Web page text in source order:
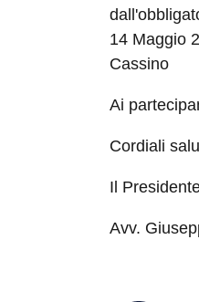
14 Maggio
Cassino
Ai
Cordiali
Il
Avv.